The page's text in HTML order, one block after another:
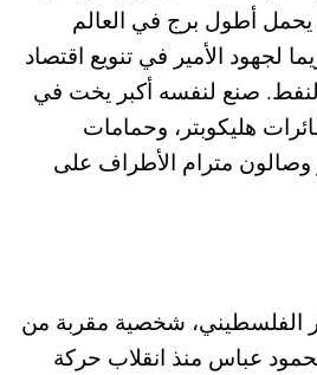
يحمل أطول برج في العالم
لجهود الأمير في تنويع اقتصاد
صنع لنفسه أكبر يخت في
هليكوبتر، وحمامات
مترام الأطراف على
الفلسطيني، شخصية مقربة من
عباس منذ انقلاب حركة